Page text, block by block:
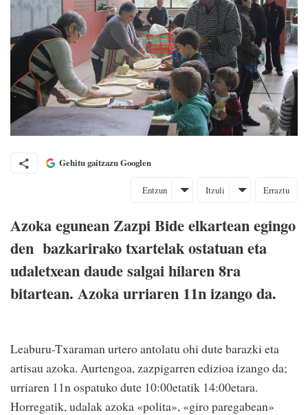
Gehitu gaitzazu Googlen
Entzun Itzuli Erraztu
Azoka egunean Zazpi Bide elkartean egingo
den bazkarirako txartelak ostatuan eta
udaletxean daude salgai hilaren 8ra
bitartean. Azoka urriaren 11n izango da.
Leaburu-Txaraman urtero antolatu ohi dute barazki eta
artisau azoka. Aurtengoa, zazpigarren edizioa izango da;
urriaren 11n ospatuko dute 10:00etatik 14:00etara.
Horregatik, udalak azoka «polita», «giro paregabean»